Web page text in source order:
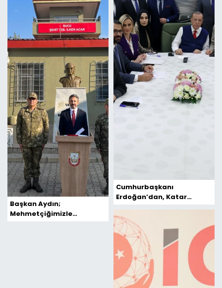
Başkan Aydın;
Mehmetçiğimizle
Cumhurbaşkanı
Erdoğan’dan, Katar
Açıklamalar!